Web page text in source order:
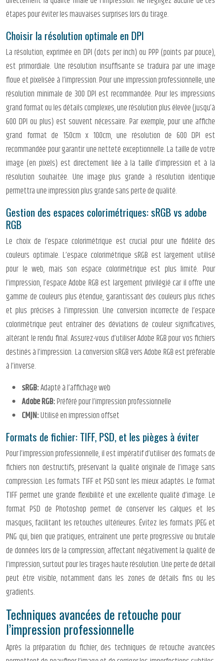
étapes pour éviter les mauvaises surprises lors du tirage.
Choisir la résolution optimale en DPI
La résolution, exprimée en DPI (dots per inch) ou PPP (points par pouce),
est primordiale. Une résolution insuffisante se traduira par une image
floue et pixelisée à l’impression. Pour une impression professionnelle, une
résolution minimale de 300 DPI est recommandée. Pour les impressions
grand format ou les détails complexes, une résolution plus élevée (jusqu’à
600 DPI ou plus) est souvent nécessaire. Par exemple, pour une affiche
grand format de 150cm x 100cm, une résolution de 600 DPI est
recommandée pour garantir une netteté exceptionnelle. La taille de votre
image (en pixels) est directement liée à la taille d’impression et à la
résolution souhaitée. Une image plus grande à résolution identique
permettra une impression plus grande sans perte de qualité.
Gestion des espaces colorimétriques: sRGB vs adobe
RGB
Le choix de l’espace colorimétrique est crucial pour une fidélité des
couleurs optimale. L’espace colorimétrique sRGB est largement utilisé
pour le web, mais son espace colorimétrique est plus limité. Pour
l’impression, l’espace Adobe RGB est largement privilégié car il offre une
gamme de couleurs plus étendue, garantissant des couleurs plus riches
et plus précises à l’impression. Une conversion incorrecte de l’espace
colorimétrique peut entraîner des déviations de couleur significatives,
altérant le rendu final. Assurez-vous d’utiliser Adobe RGB pour vos fichiers
destinés à l’impression. La conversion sRGB vers Adobe RGB est préférable
à l’inverse.
sRGB:Adapté à l’affichage web
Adobe RGB:Préféré pour l’impression professionnelle
CMJN:Utilisé en impression offset
Formats de fichier: TIFF, PSD, et les pièges à éviter
Pour l’impression professionnelle, il est impératif d’utiliser des formats de
fichiers non destructifs, préservant la qualité originale de l’image sans
compression. Les formats TIFF et PSD sont les mieux adaptés. Le format
TIFF permet une grande flexibilité et une excellente qualité d’image. Le
format PSD de Photoshop permet de conserver les calques et les
masques, facilitant les retouches ultérieures. Évitez les formats JPEG et
PNG qui, bien que pratiques, entraînent une perte progressive ou brutale
de données lors de la compression, affectant négativement la qualité de
l’impression, surtout pour les tirages haute résolution. Une perte de détail
peut être visible, notamment dans les zones de détails fins ou les
gradients.
Techniques avancées de retouche pour
l’impression professionnelle
Après la préparation du fichier, des techniques de retouche avancées